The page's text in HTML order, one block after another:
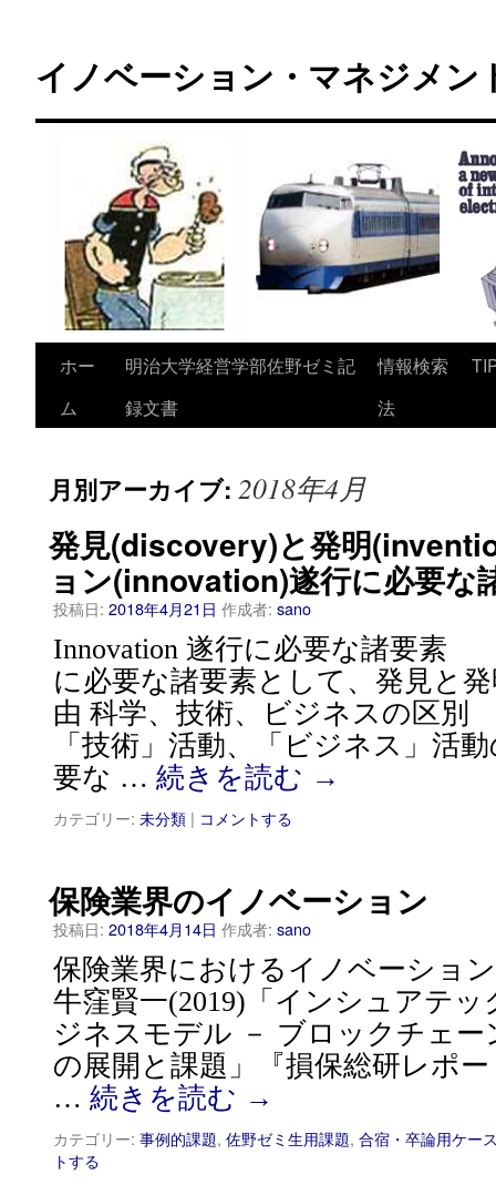
テ
イノベーション・マネジメン
ホー
ム
明治大学経営学部佐野ゼミ記
録文書
情報検索
法
月別アーカイブ: 2018年4月
発見(discovery)と発明
ョン(innovation)遂行に必要な
投稿日: 2018年4月21日 作成者: sano
Innovation 遂行に必要な諸要素
に必要な諸要素として、発見と
由 科学、技術、ビジネスの区別
「技術」活動、「ビジネス」活
要な … 続きを読む →
カテゴリー: 未分類 | コメントする
保険業界のイノベーション
投稿日: 2018年4月14日 作成者: sano
保険業界におけるイノベーショ
牛窪賢一(2019)「インシュアテ
ジネスモデル － ブロックチェー
の展開と課題」『損保総研レポー
… 続きを読む →
カテゴリー: 事例的課題, 佐野ゼミ生用課題, 合宿・卒論用ケー
トする